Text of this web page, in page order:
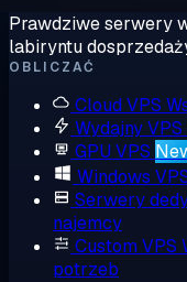
Prawdziwe serwery
labiryntu
OBLICZAĆ
Cloud VPS
Wydajny VPS
GPU VPS
Windows
Serwery
najemcy
Custom VPS
potrzeb